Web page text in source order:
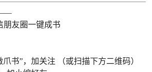
朋友圈一键成书
爪书”，加关注 （或扫描下方二维码）